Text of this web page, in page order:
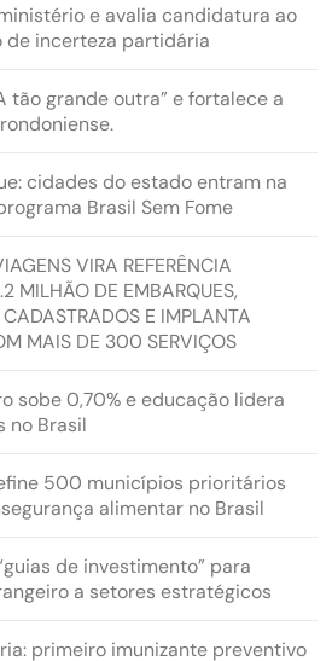
e avalia candidatura ao
de incerteza partidária
tão grande outra” e fortalece a
cidades do estado entram na
Brasil Sem Fome
VIRA REFERÊNCIA
MILHÃO DE EMBARQUES,
E IMPLANTA
MAIS DE 300 SERVIÇOS
sobe 0,70% e educação lidera
no Brasil
500 municípios prioritários
alimentar no Brasil
de investimento” para
a setores estratégicos
primeiro imunizante preventivo